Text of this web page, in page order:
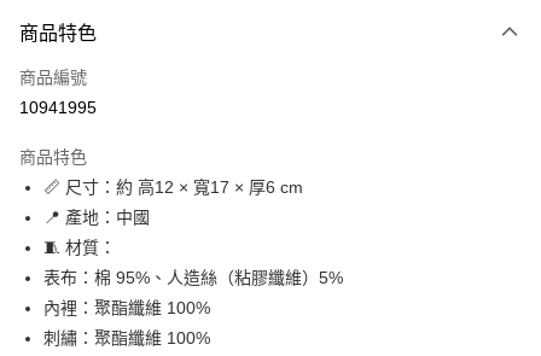
信用卡一次付款
信用卡分期付款
合作金庫商業銀行
華南商業銀行
彰化商業銀行
上海商業儲蓄銀行
國泰世華商業銀行
臺灣中小企業銀行
台中商業銀行
匯豐（台灣）商業銀行
聯邦商業銀行
元大商業銀行
超商取貨付款
LINE Pay
Apple Pay
街口支付
商品特色
商品編號
10941995
商品特色
📏 尺寸：約 高12 × 寬17 × 厚6 cm
📍 產地：中國
🧵 材質：
表布：棉 95%、人造絲（粘膠纖維）5%
內裡：聚酯纖維 100%
刺繡：聚酯纖維 100%